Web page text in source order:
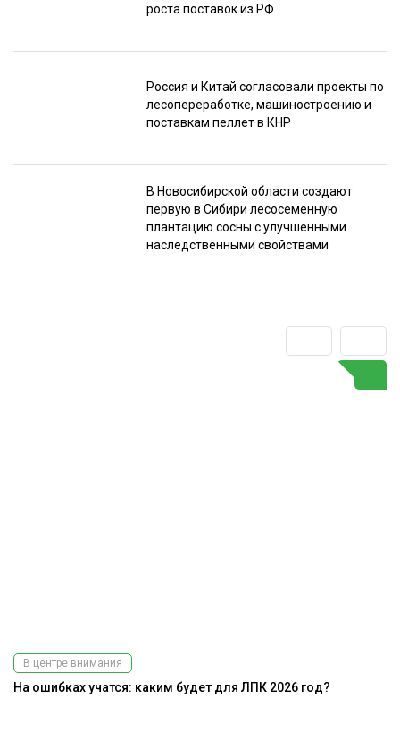
роста поставок из РФ
Россия и Китай согласовали проекты по
лесопереработке, машиностроению и
поставкам пеллет в КНР
В Новосибирской области создают
первую в Сибири лесосеменную
плантацию сосны с улучшенными
наследственными свойствами
В центре внимания
На ошибках учатся: каким будет для ЛПК 2026 год?